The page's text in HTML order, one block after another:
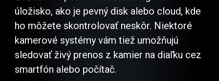
úložisko, ako je pevný disk alebo cloud, kde
ho môžete skontrolovať neskôr. Niektoré
kamerové systémy vám tiež umožňujú
sledovať živý prenos z kamier na diaľku cez
smartfón alebo počítač.